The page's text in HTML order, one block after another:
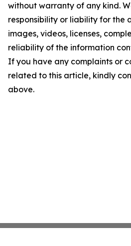
without warranty of any kind.
responsibility or liability for the
images, videos, licenses,
reliability of the information
If you have any complaints or
related to this article, kindly
above.